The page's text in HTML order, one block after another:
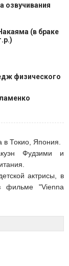
озвучивания
(в браке
физического
в Токио, Япония.
Фудзими и
актрисы, в
фильме "Vienna